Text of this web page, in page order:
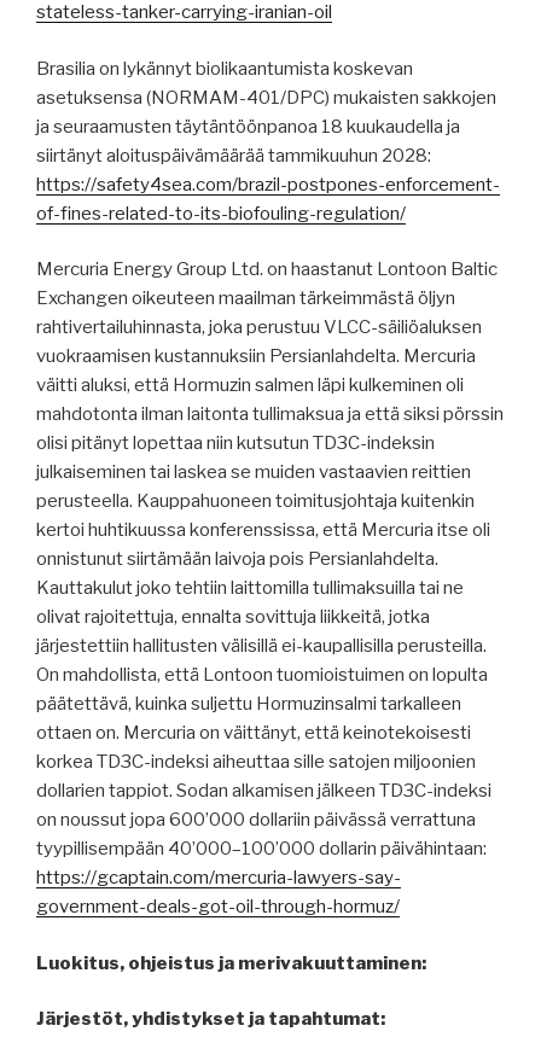
stateless-tanker-carrying-iranian-oil
Brasilia on lykännyt biolikaantumista koskevan
asetuksensa (NORMAM-401/DPC) mukaisten sakkojen
ja seuraamusten täytäntöönpanoa 18 kuukaudella ja
siirtänyt aloituspäivämäärää tammikuuhun 2028:
https://safety4sea.com/brazil-postpones-enforcement-
of-fines-related-to-its-biofouling-regulation/
Mercuria Energy Group Ltd. on haastanut Lontoon Baltic
Exchangen oikeuteen maailman tärkeimmästä öljyn
rahtivertailuhinnasta, joka perustuu VLCC-säiliöaluksen
vuokraamisen kustannuksiin Persianlahdelta. Mercuria
väitti aluksi, että Hormuzin salmen läpi kulkeminen oli
mahdotonta ilman laitonta tullimaksua ja että siksi pörssin
olisi pitänyt lopettaa niin kutsutun TD3C-indeksin
julkaiseminen tai laskea se muiden vastaavien reittien
perusteella. Kauppahuoneen toimitusjohtaja kuitenkin
kertoi huhtikuussa konferenssissa, että Mercuria itse oli
onnistunut siirtämään laivoja pois Persianlahdelta.
Kauttakulut joko tehtiin laittomilla tullimaksuilla tai ne
olivat rajoitettuja, ennalta sovittuja liikkeitä, jotka
järjestettiin hallitusten välisillä ei-kaupallisilla perusteilla.
On mahdollista, että Lontoon tuomioistuimen on lopulta
päätettävä, kuinka suljettu Hormuzinsalmi tarkalleen
ottaen on. Mercuria on väittänyt, että keinotekoisesti
korkea TD3C-indeksi aiheuttaa sille satojen miljoonien
dollarien tappiot. Sodan alkamisen jälkeen TD3C-indeksi
on noussut jopa 600’000 dollariin päivässä verrattuna
tyypillisempään 40’000–100’000 dollarin päivähintaan:
https://gcaptain.com/mercuria-lawyers-say-
government-deals-got-oil-through-hormuz/
Luokitus, ohjeistus ja merivakuuttaminen:
Järjestöt, yhdistykset ja tapahtumat: